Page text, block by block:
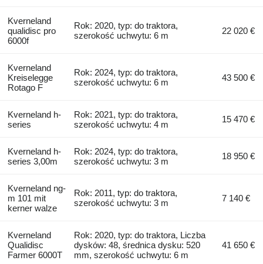
Kverneland
qualidisc pro
6000f
Rok: 2020, typ: do traktora,
szerokość uchwytu: 6 m
22 020 €
Kverneland
Kreiselegge
Rotago F
Rok: 2024, typ: do traktora,
szerokość uchwytu: 6 m
43 500 €
Kverneland h-
series
Rok: 2021, typ: do traktora,
szerokość uchwytu: 4 m
15 470 €
Kverneland h-
series 3,00m
Rok: 2024, typ: do traktora,
szerokość uchwytu: 3 m
18 950 €
Kverneland ng-
m 101 mit
kerner walze
Rok: 2011, typ: do traktora,
szerokość uchwytu: 3 m
7 140 €
Kverneland
Qualidisc
Farmer 6000T
Rok: 2020, typ: do traktora, Liczba
dysków: 48, średnica dysku: 520
mm, szerokość uchwytu: 6 m
41 650 €